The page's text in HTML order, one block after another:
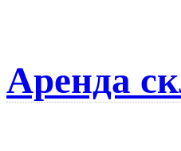
Аренда